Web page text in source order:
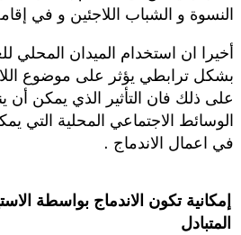
النسوة و الشباب اللاجئين و في
أخيرا ان استخدام الميدان المحلي
بشكل ترابطي يؤثر على موضوع
على ذلك فان التأثير الذي يمكن
الوسائط الاجتماعي المحلية التي
في اعمال الاندماج .
إمكانية تكون الاندماج بواسطة
المتبادل